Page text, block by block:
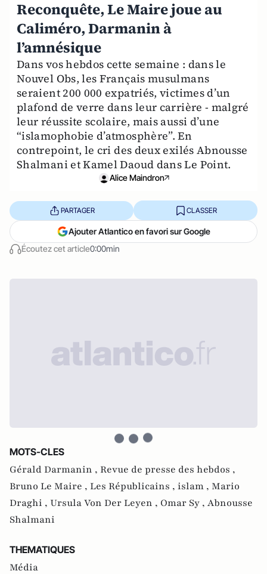
Reconquête, Le Maire joue au
Caliméro, Darmanin à
l’amnésique
Dans vos hebdos cette semaine : dans le
Nouvel Obs, les Français musulmans
seraient 200 000 expatriés, victimes d’un
plafond de verre dans leur carrière - malgré
leur réussite scolaire, mais aussi d’une
“islamophobie d’atmosphère”. En
contrepoint, le cri des deux exilés Abnousse
Shalmani et Kamel Daoud dans Le Point.
Alice Maindron
Écoutez cet article0:00min
PARTAGER CLASSER
Ajouter Atlantico en favori sur Google
MOTS-CLES
Gérald Darmanin , Revue de presse des hebdos ,
Bruno Le Maire , Les Républicains , islam , Mario
Draghi , Ursula Von Der Leyen , Omar Sy , Abnousse
Shalmani
THEMATIQUES
Média